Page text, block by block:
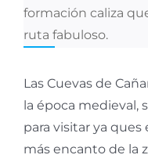
formación caliza
ruta fabuloso.
Las Cuevas de
la época medieval,
para visitar ya ques
más encanto de la